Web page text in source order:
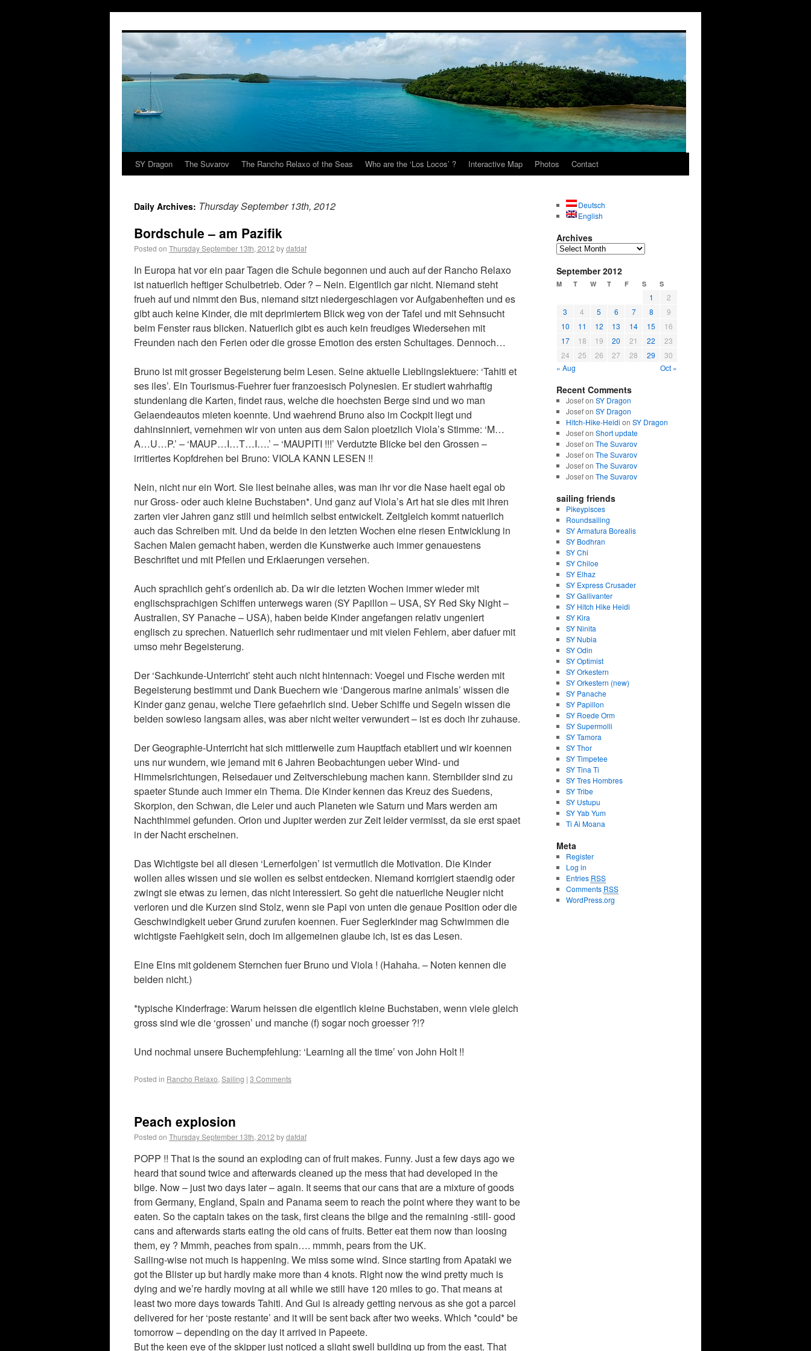
SY Dragon The Suvarov The Rancho Relaxo of the Seas Who are the ‘Los Locos’ ? Interactive Map Photos Contact
Daily Archives: Thursday September 13th, 2012
Bordschule – am Pazifik
Posted on Thursday September 13th, 2012 bydafdaf
In Europa hat vor ein paar Tagen die Schule begonnen und auch auf der Rancho Relaxo
ist natuerlich heftiger Schulbetrieb. Oder ? – Nein. Eigentlich gar nicht. Niemand steht
frueh auf und nimmt den Bus, niemand sitzt niedergeschlagen vor Aufgabenheften und es
gibt auch keine Kinder, die mit deprimiertem Blick weg von der Tafel und mit Sehnsucht
beim Fenster raus blicken. Natuerlich gibt es auch kein freudiges Wiedersehen mit
Freunden nach den Ferien oder die grosse Emotion des ersten Schultages. Dennoch…
Bruno ist mit grosser Begeisterung beim Lesen. Seine aktuelle Lieblingslektuere: ‘Tahiti et
ses iles’. Ein Tourismus-Fuehrer fuer franzoesisch Polynesien. Er studiert wahrhaftig
stundenlang die Karten, findet raus, welche die hoechsten Berge sind und wo man
Gelaendeautos mieten koennte. Und waehrend Bruno also im Cockpit liegt und
dahinsinniert, vernehmen wir von unten aus dem Salon ploetzlich Viola’s Stimme: ‘M…
A…U…P.’ – ‘MAUP…I…T…I….’ – ‘MAUPITI !!!’ Verdutzte Blicke bei den Grossen –
irritiertes Kopfdrehen bei Bruno: VIOLA KANN LESEN !!
Nein, nicht nur ein Wort. Sie liest beinahe alles, was man ihr vor die Nase haelt egal ob
nur Gross- oder auch kleine Buchstaben*. Und ganz auf Viola’s Art hat sie dies mit ihren
zarten vier Jahren ganz still und heimlich selbst entwickelt. Zeitgleich kommt natuerlich
auch das Schreiben mit. Und da beide in den letzten Wochen eine riesen Entwicklung in
Sachen Malen gemacht haben, werden die Kunstwerke auch immer genauestens
Beschriftet und mit Pfeilen und Erklaerungen versehen.
Auch sprachlich geht’s ordenlich ab. Da wir die letzten Wochen immer wieder mit
englischsprachigen Schiffen unterwegs waren (SY Papillon – USA, SY Red Sky Night –
Australien, SY Panache – USA), haben beide Kinder angefangen relativ ungeniert
englisch zu sprechen. Natuerlich sehr rudimentaer und mit vielen Fehlern, aber dafuer mit
umso mehr Begeisterung.
Der ‘Sachkunde-Unterricht’ steht auch nicht hintennach: Voegel und Fische werden mit
Begeisterung bestimmt und Dank Buechern wie ‘Dangerous marine animals’ wissen die
Kinder ganz genau, welche Tiere gefaehrlich sind. Ueber Schiffe und Segeln wissen die
beiden sowieso langsam alles, was aber nicht weiter verwundert – ist es doch ihr zuhause.
Der Geographie-Unterricht hat sich mittlerweile zum Hauptfach etabliert und wir koennen
uns nur wundern, wie jemand mit 6 Jahren Beobachtungen ueber Wind- und
Himmelsrichtungen, Reisedauer und Zeitverschiebung machen kann. Sternbilder sind zu
spaeter Stunde auch immer ein Thema. Die Kinder kennen das Kreuz des Suedens,
Skorpion, den Schwan, die Leier und auch Planeten wie Saturn und Mars werden am
Nachthimmel gefunden. Orion und Jupiter werden zur Zeit leider vermisst, da sie erst spaet
in der Nacht erscheinen.
Das Wichtigste bei all diesen ‘Lernerfolgen’ ist vermutlich die Motivation. Die Kinder
wollen alles wissen und sie wollen es selbst entdecken. Niemand korrigiert staendig oder
zwingt sie etwas zu lernen, das nicht interessiert. So geht die natuerliche Neugier nicht
verloren und die Kurzen sind Stolz, wenn sie Papi von unten die genaue Position oder die
Geschwindigkeit ueber Grund zurufen koennen. Fuer Seglerkinder mag Schwimmen die
wichtigste Faehigkeit sein, doch im allgemeinen glaube ich, ist es das Lesen.
Eine Eins mit goldenem Sternchen fuer Bruno und Viola ! (Hahaha. – Noten kennen die
beiden nicht.)
*typische Kinderfrage: Warum heissen die eigentlich kleine Buchstaben, wenn viele gleich
gross sind wie die ‘grossen’ und manche (f) sogar noch groesser ?!?
Und nochmal unsere Buchempfehlung: ‘Learning all the time’ von John Holt !!
Posted in Rancho Relaxo, Sailing | 3 Comments
Peach explosion
Posted on Thursday September 13th, 2012 bydafdaf
POPP !! That is the sound an exploding can of fruit makes. Funny. Just a few days ago we
heard that sound twice and afterwards cleaned up the mess that had developed in the
bilge. Now – just two days later – again. It seems that our cans that are a mixture of goods
from Germany, England, Spain and Panama seem to reach the point where they want to be
eaten. So the captain takes on the task, first cleans the bilge and the remaining -still- good
cans and afterwards starts eating the old cans of fruits. Better eat them now than loosing
them, ey ? Mmmh, peaches from spain…. mmmh, pears from the UK.
Sailing-wise not much is happening. We miss some wind. Since starting from Apataki we
got the Blister up but hardly make more than 4 knots. Right now the wind pretty much is
dying and we’re hardly moving at all while we still have 120 miles to go. That means at
least two more days towards Tahiti. And Gui is already getting nervous as she got a parcel
delivered for her ‘poste restante’ and it will be sent back after two weeks. Which *could* be
tomorrow – depending on the day it arrived in Papeete.
But the keen eye of the skipper just noticed a slight swell building up from the east. That
Deutsch
English
Archives
September 2012
M T W T F S S
« Aug Oct »
1
2
3
4 5 6 7 8
9
10
11 12 13 14 15
16
17
18 19 20 21 22
23
24
25 26 27 28 29 30
Recent Comments
Josef on SY Dragon
Josef on SY Dragon
Hitch-Hike-Heidi on SY Dragon
Josef on Short update
Josef on The Suvarov
Josef on The Suvarov
Josef on The Suvarov
Josef on The Suvarov
sailing friends
Pikeypisces
Roundsailing
SY Armatura Borealis
SY Bodhran
SY Chi
SY Chiloe
SY Elhaz
SY Express Crusader
SY Gallivanter
SY Hitch Hike Heidi
SY Kira
SY Ninita
SY Nubia
SY Odin
SY Optimist
SY Orkestern
SY Orkestern (new)
SY Panache
SY Papillon
SY Roede Orm
SY Supermolli
SY Tamora
SY Thor
SY Timpetee
SY Tina Ti
SY Tres Hombres
SY Tribe
SY Ustupu
SY Yab Yum
Ti Ai Moana
Meta
Register
Log in
Entries RSS
Comments RSS
WordPress.org